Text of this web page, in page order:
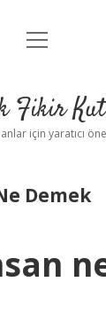
Anasayfa
Yasal Uyarı
menüyü
Fikir
için yaratıcı
Demek